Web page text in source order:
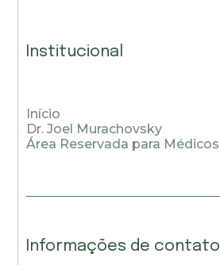
Institucional
Início
Dr. Joel Murachovsky
Área Reservada para Médicos
Informações de contato